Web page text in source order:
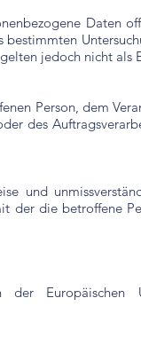
Daten
jedoch nicht als
Person, dem
des
und
der die betroffene
der Europäischen